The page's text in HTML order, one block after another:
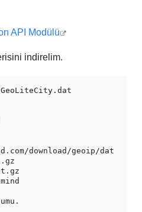
API Modülü
indirelim.
download/geoip/dat